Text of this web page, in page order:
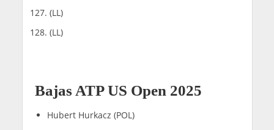
(LL)
(LL)
Bajas ATP US Open 2025
Hubert Hurkacz (POL)